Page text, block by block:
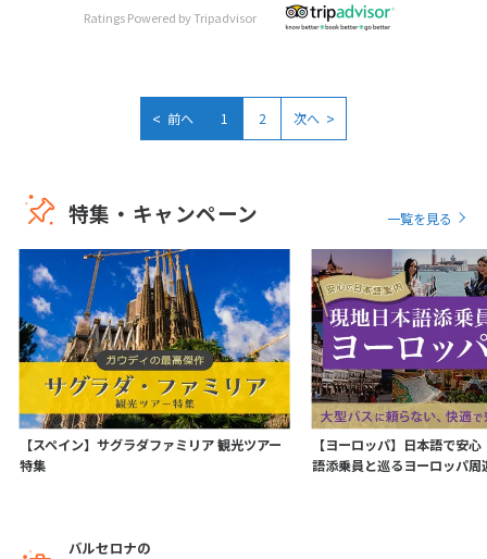
Ratings Powered by Tripadvisor
< 前へ 1 2 次へ >
特集・キャンペーン 一覧を見る
【スペイン】サグラダファミリア 観光ツアー
特集
【ヨーロッパ】日本語で安
語添乗員と巡るヨーロッパ周
バルセロナの